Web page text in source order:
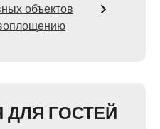
объектов
ГОСТЕЙ